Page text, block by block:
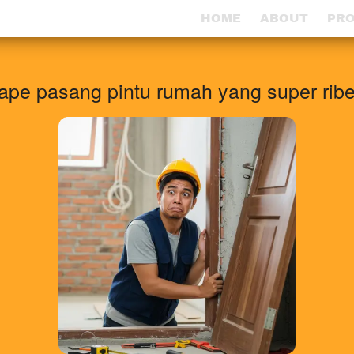
HOME ABOUT
HOME ABOUT
pasang pintu rumah yang super